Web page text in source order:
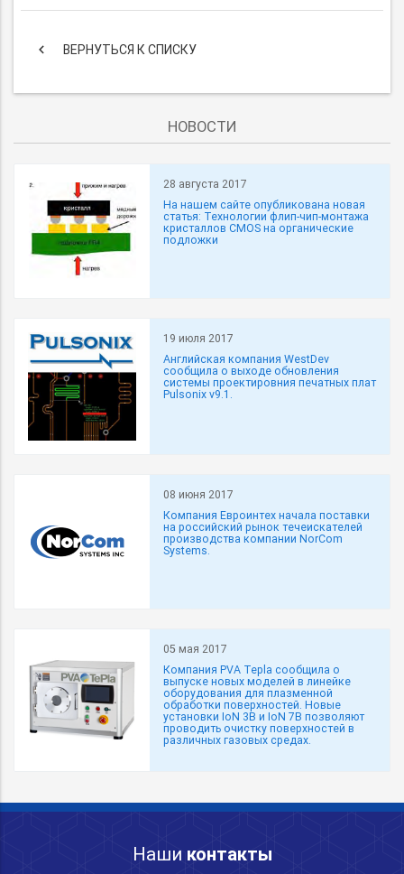
keyboard_arrow_left ВЕРНУТЬСЯ К СПИСКУ
НОВОСТИ
28 августа 2017
На нашем сайте опубликована новая
статья: Технологии флип-чип-монтажа
кристаллов CMOS на органические
подложки
19 июля 2017
Английская компания WestDev
сообщила о выходе обновления
системы проектировния печатных плат
Pulsonix v9.1.
08 июня 2017
Компания Евроинтех начала поставки
на российский рынок течеискателей
производства компании NorCom
Systems.
05 мая 2017
Компания PVA Tepla сообщила о
выпуске новых моделей в линейке
оборудования для плазменной
обработки поверхностей. Новые
установки IoN 3B и IoN 7B позволяют
проводить очистку поверхностей в
различных газовых средах.
Наши контакты